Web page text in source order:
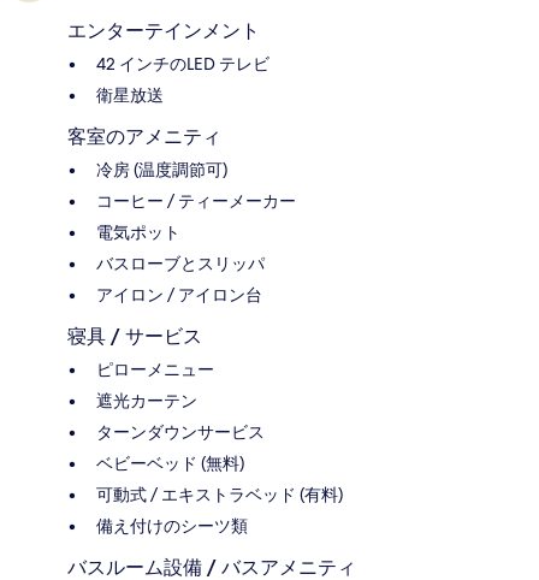
エンターテインメント
42 インチのLED テレビ
衛星放送
客室のアメニティ
冷房 (温度調節可)
コーヒー / ティーメーカー
電気ポット
バスローブとスリッパ
アイロン / アイロン台
寝具 / サービス
ピローメニュー
遮光カーテン
ターンダウンサービス
ベビーベッド (無料)
可動式 / エキストラベッド (有料)
備え付けのシーツ類
バスルーム設備 / バスアメニティ